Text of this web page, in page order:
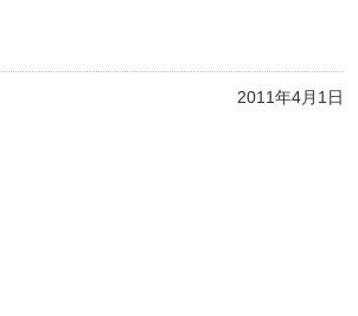
2011年4月1日